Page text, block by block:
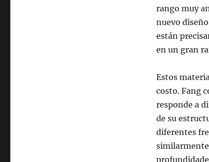
rango muy
nuevo
están
en un gran
Estos
costo. Fang
responde a
de su
diferentes